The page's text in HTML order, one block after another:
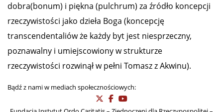
dobra(bonum) i piękna (pulchrum) za źródło koncepcji
rzeczywistości jako dzieła Boga (koncepcję
transcendentaliów że każdy byt jest niesprzeczny,
poznawalny i umiejscowiony w strukturze
rzeczywistości rozwinął w pełni Tomasz z Akwinu).
Bądź z nami w mediach społecznościowych: